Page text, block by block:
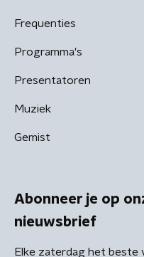
Frequenties
Programma's
Presentatoren
Muziek
Gemist
Abonneer je op
nieuwsbrief
Elke zaterdag het beste